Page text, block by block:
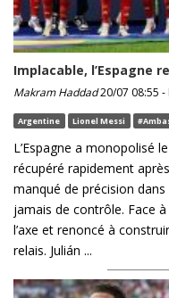
Implacable, l’Espagne
Makram Haddad20/07 08:55 -
Argentine Lionel Messi
L’Espagne a monopolisé
récupéré rapidement
manqué de précision
jamais de contrôle. Face
l’axe et renoncé à
relais. Julián ...